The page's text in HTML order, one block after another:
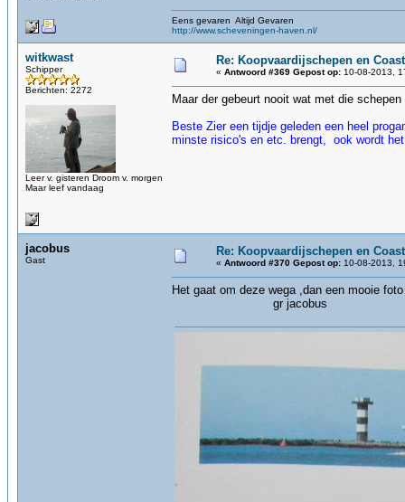
Eens gevaren Altijd Gevaren
http://www.scheveningen-haven.nl/
witkwast
Schipper
Berichten: 2272
Leer v. gisteren Droom v. morgen
Maar leef vandaag
Re: Koopvaardijschepen en
« Antwoord #369 Gepost op: 10-08-2013,
Maar der gebeurt nooit wat met die
Beste Zier een tijdje geleden een heel
minste risico's en etc. brengt, ook wordt
jacobus
Gast
Re: Koopvaardijschepen en
« Antwoord #370 Gepost op: 10-08-2013,
Het gaat om deze wega ,dan een mooie
gr jacobus